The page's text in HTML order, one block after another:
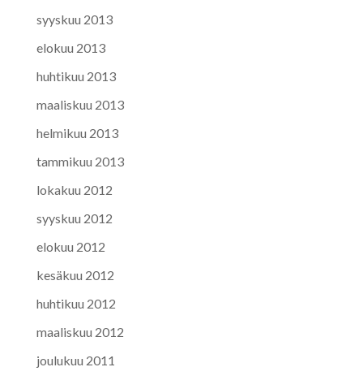
syyskuu 2013
elokuu 2013
huhtikuu 2013
maaliskuu 2013
helmikuu 2013
tammikuu 2013
lokakuu 2012
syyskuu 2012
elokuu 2012
kesäkuu 2012
huhtikuu 2012
maaliskuu 2012
joulukuu 2011